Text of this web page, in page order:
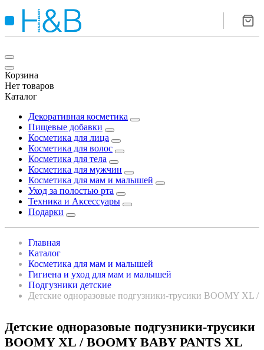
Корзина
Нет товаров
Каталог
Декоративная косметика
Пищевые добавки
Косметика для лица
Косметика для волос
Косметика для тела
Косметика для мужчин
Косметика для мам и малышей
Уход за полостью рта
Техника и Аксессуары
Подарки
Главная
Каталог
Косметика для мам и малышей
Гигиена и уход для мам и малышей
Подгузники детские
Детские одноразовые подгузники-трусики BOOMY
Детские одноразовые подгузники-трусики
BOOMY XL / BOOMY BABY PANTS XL